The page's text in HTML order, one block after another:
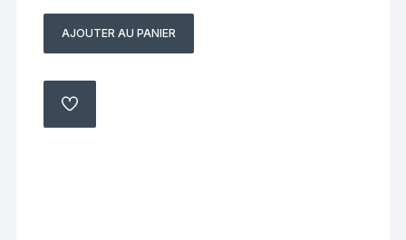
quantité
cale
pieds
gauche
AJOUTER AU PANIER
AJOUTER